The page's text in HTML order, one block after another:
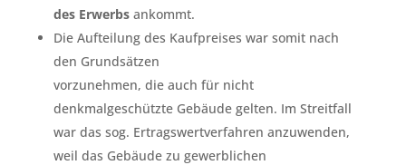
des Erwerbsankommt.
Die Aufteilung des Kaufpreises war somit nach
den Grundsätzen
vorzunehmen, die auch für nicht
denkmalgeschützte Gebäude gelten. Im Streitfall
war das sog. Ertragswertverfahren anzuwenden,
weil das Gebäude zu gewerblichen